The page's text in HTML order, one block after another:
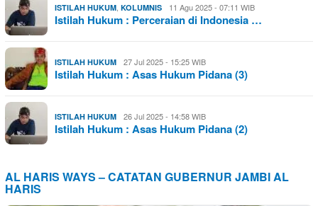
ISTILAH HUKUM KOLUMNIS 11 Agu 2025 - 07:11 WIB
Istilah Hukum : Perceraian di Indonesia …
ISTILAH HUKUM 27 Jul 2025 - 15:25 WIB
Istilah Hukum : Asas Hukum Pidana (3)
ISTILAH HUKUM 26 Jul 2025 - 14:58 WIB
Istilah Hukum : Asas Hukum Pidana (2)
AL HARIS WAYS – CATATAN GUBERNUR JAMBI AL
HARIS